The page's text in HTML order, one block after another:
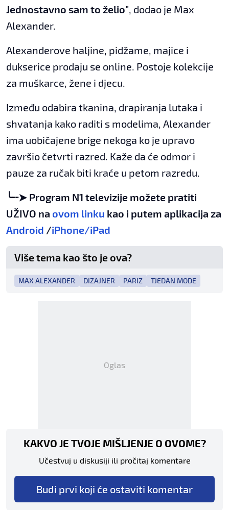
Jednostavno sam to želio", dodao je Max
Alexander.
Alexanderove haljine, pidžame, majice i
dukserice prodaju se online. Postoje kolekcije
za muškarce, žene i djecu.
Između odabira tkanina, drapiranja lutaka i
shvatanja kako raditi s modelima, Alexander
ima uobičajene brige nekoga ko je upravo
završio četvrti razred. Kaže da će odmor i
pauze za ručak biti kraće u petom razredu.
╰┈➤ Program N1 televizije možete pratiti
UŽIVO na ovom linku kao i putem aplikacija za
Android /iPhone/iPad
Više tema kao što je ova?
MAX ALEXANDER DIZAJNER PARIZ TJEDAN MODE
Oglas
KAKVO JE TVOJE MIŠLJENJE O OVOME?
Učestvuj u diskusiji ili pročitaj komentare
Budi prvi koji će ostaviti komentar